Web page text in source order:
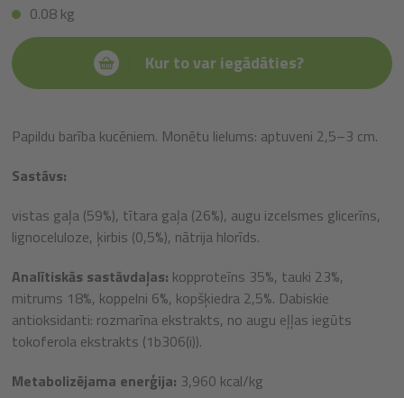
0.08 kg
Kur to var iegādāties?
Papildu barība kucēniem. Monētu lielums: aptuveni 2,5–3 cm.
Sastāvs:
vistas gaļa (59%), tītara gaļa (26%), augu izcelsmes glicerīns,
lignoceluloze, ķirbis (0,5%), nātrija hlorīds.
Analītiskās sastāvdaļas: kopproteīns 35%, tauki 23%,
mitrums 18%, koppelni 6%, kopšķiedra 2,5%. Dabiskie
antioksidanti: rozmarīna ekstrakts, no augu eļļas iegūts
tokoferola ekstrakts (1b306(i)).
Metabolizējama enerģija: 3,960 kcal/kg